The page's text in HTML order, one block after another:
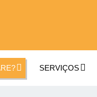
SERVIÇOS